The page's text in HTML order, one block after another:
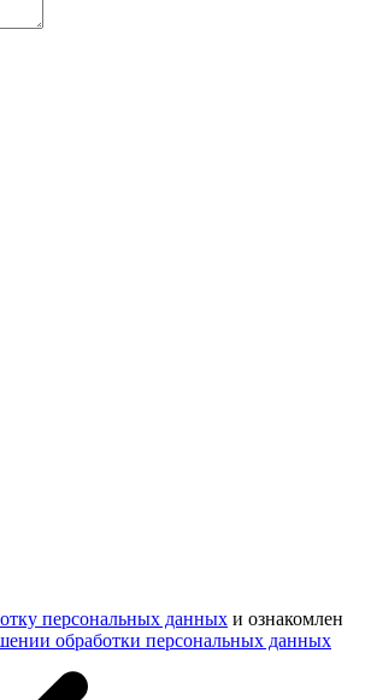
персональных данных и ознакомлен
обработки персональных данных